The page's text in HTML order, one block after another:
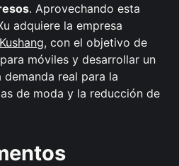
. Aprovechando esta
adquiere la empresa
, con el objetivo de
móviles y desarrollar un
real para la
de moda y la reducción de